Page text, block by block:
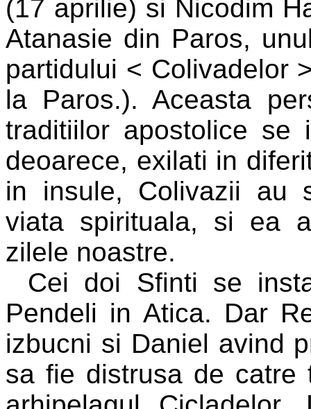
(17 aprilie) si Nicodim
Atanasie din Paros,
partidului < Colivadelor
la Paros.). Aceasta
traditiilor apostolice se
deoarece, exilati in
in insule, Colivazii au
viata spirituala, si ea
zilele noastre.
Cei doi Sfinti se
Pendeli in Atica. Dar
izbucni si Daniel avind
sa fie distrusa de catre